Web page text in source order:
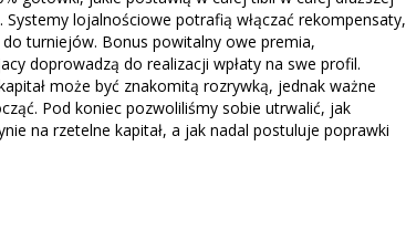
lojalnościowe potrafią włączać rekompensaty,
turniejów. Bonus powitalny owe premia,
doprowadzą do realizacji wpłaty na swe profil.
może być znakomitą rozrywką, jednak ważne
Pod koniec pozwoliliśmy sobie utrwalić, jak
na rzetelne kapitał, a jak nadal postuluje poprawki